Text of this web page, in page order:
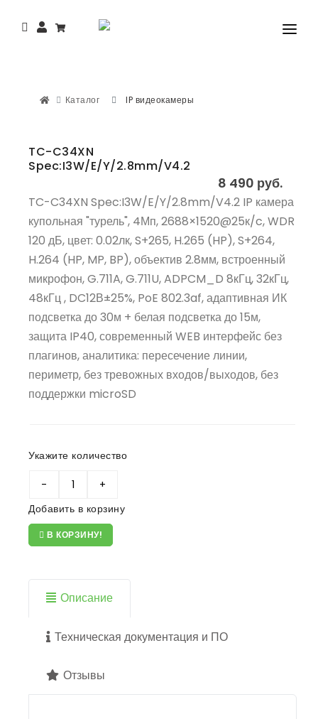
СЕРВИС
КАТАЛОГ PDF 2025
БЛОГ
Каталог IP видеокамеры
TC-C34XN
Spec:I3W/E/Y/2.8mm/V4.2
8 490 руб.
TC-C34XN Spec:I3W/E/Y/2.8mm/V4.2 IP камера
купольная "турель", 4Мп, 2688×1520@25к/c, WDR
120 дБ, цвет: 0.02лк, S+265, H.265 (HP), S+264,
H.264 (HP, MP, BP), объектив 2.8мм, встроенный
микрофон, G.711A, G.711U, ADPCM_D 8кГц, 32кГц,
48кГц , DC12В±25%, PoE 802.3af, адаптивная ИК
подсветка до 30м + белая подсветка до 15м,
защита IP40, современный WEB интерфейс без
плагинов, аналитика: пересечение линии,
периметр, без тревожных входов/выходов, без
поддержки microSD
Укажите количество
Добавить в корзину
В КОРЗИНУ!
Описание
Техническая документация и ПО
Отзывы